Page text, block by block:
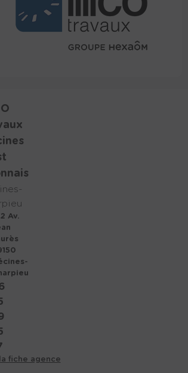
Av.
fiche agence
Maisons
Maisons de